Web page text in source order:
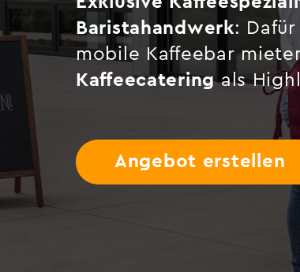
Baristahandwerk:
mobile Kaffeebar
Kaffeecateringals
Angebot erstellen